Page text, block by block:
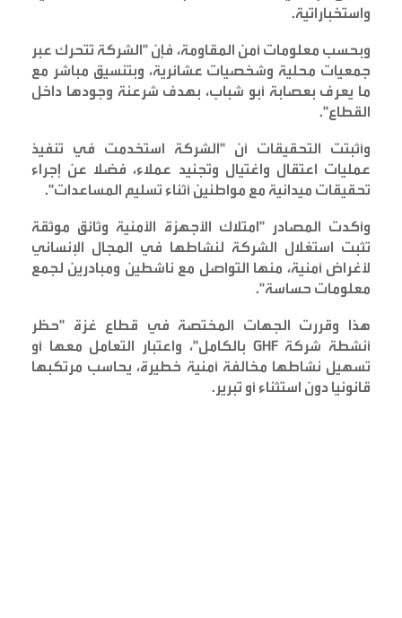
واستخباراتية.
وبحسب معلومات أمن المقاومة، فإن "الشركة تتحرك عبر
جمعيات محلية وشخصيات عشائرية، وبتنسيق مباشر مع
ما يعرف بعصابة أبو شباب، بهدف شرعنة وجودها داخل
القطاع".
وأثبتت التحقيقات أن "الشركة استخدمت في تنفيذ
عمليات اعتقال واغتيال وتجنيد عملاء، فضلا عن إجراء
تحقيقات ميدانية مع مواطنين أثناء تسليم المساعدات".
وأكدت المصادر "امتلاك الأجهزة الأمنية وثائق موثقة
تثبت استغلال الشركة لنشاطها في المجال الإنساني
لأغراض أمنية، منها التواصل مع ناشطين ومبادرين لجمع
معلومات حساسة".
هذا وقررت الجهات المختصة في قطاع غزة "حظر
أنشطة شركة GHF
بالكامل"، واعتبار التعامل معها أو
تسهيل نشاطها مخالفة أمنية خطيرة، يحاسب مرتكبها
قانونيا دون استثناء أو تبرير.